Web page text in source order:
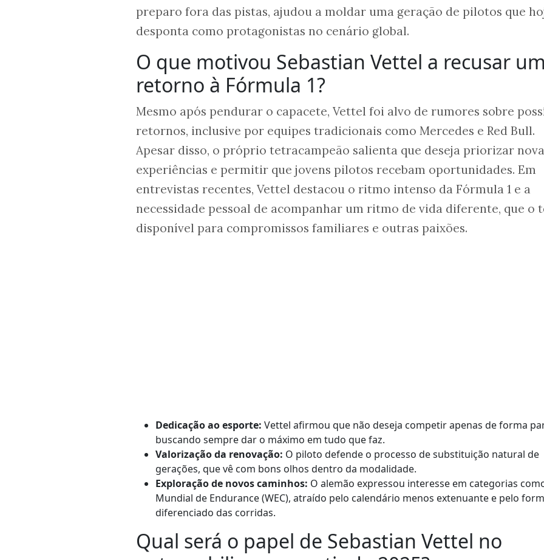
preparo fora das pistas, ajudou a moldar uma geração de pilotos que
desponta como protagonistas no cenário global.
O que motivou Sebastian Vettel a recusar um
retorno à Fórmula 1?
Mesmo após pendurar o capacete, Vettel foi alvo de rumores sobre
retornos, inclusive por equipes tradicionais como Mercedes e Red Bull.
Apesar disso, o próprio tetracampeão salienta que deseja priorizar
experiências e permitir que jovens pilotos recebam oportunidades. Em
entrevistas recentes, Vettel destacou o ritmo intenso da Fórmula 1 e a
necessidade pessoal de acompanhar um ritmo de vida diferente, que o
disponível para compromissos familiares e outras paixões.
Dedicação ao esporte: Vettel afirmou que não deseja competir apenas de forma
buscando sempre dar o máximo em tudo que faz.
Valorização da renovação: O piloto defende o processo de substituição natural de
gerações, que vê com bons olhos dentro da modalidade.
Exploração de novos caminhos: O alemão expressou interesse em categorias
Mundial de Endurance (WEC), atraído pelo calendário menos extenuante e pelo
diferenciado das corridas.
Qual será o papel de Sebastian Vettel no